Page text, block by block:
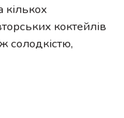
кількох
коктейлів
солодкістю,